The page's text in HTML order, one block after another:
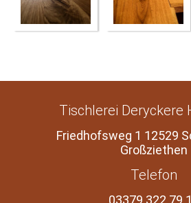
Tischlerei Deryckere
Friedhofsweg 1 12529
Großziethen
Telefon
03379 322 79